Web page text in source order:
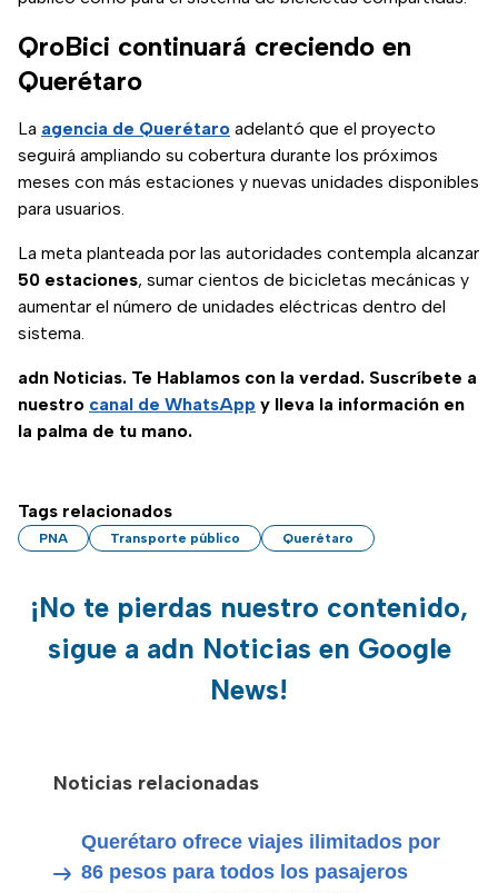
QroBici continuará creciendo en
Querétaro
La agencia de Querétaro adelantó que el proyecto
seguirá ampliando su cobertura durante los próximos
meses con más estaciones y nuevas unidades disponibles
para usuarios.
La meta planteada por las autoridades contempla alcanzar
50 estaciones, sumar cientos de bicicletas mecánicas y
aumentar el número de unidades eléctricas dentro del
sistema.
adn Noticias. Te Hablamos con la verdad. Suscríbete a
nuestro canal de WhatsApp y lleva la información en
la palma de tu mano.
Tags relacionados
PNA Transporte público Querétaro
¡No te pierdas nuestro contenido,
sigue a adn Noticias en Google
News!
Noticias relacionadas
Querétaro ofrece viajes ilimitados por
86 pesos para todos los pasajeros